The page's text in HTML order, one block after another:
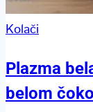
Kolači
Plazma
belom